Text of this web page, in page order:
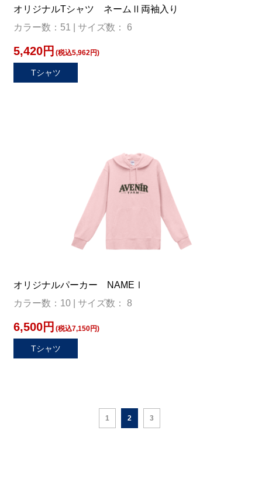
オリジナルTシャツ ネームⅡ両袖入り
カラー数：51 | サイズ数： 6
5,420円 (税込5,962円)
Tシャツ
オリジナルパーカー NAMEⅠ
カラー数：10 | サイズ数： 8
6,500円 (税込7,150円)
Tシャツ
1 2 3